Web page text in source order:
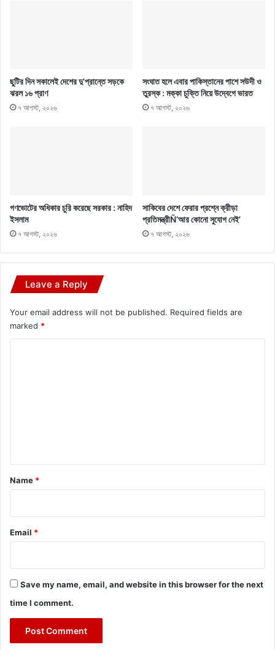
ছুটির দিন সকালেই দেশের দু’প্রান্তে সড়কে
ঝরল ১৬ প্রাণ
৭ আগস্ট, ২০২৬
সংঘাত হলে এবার পাকিস্তানের পাশে সউদী ও
তুরস্ক : মক্কা চুক্তি নিয়ে উদ্বেগে ভারত
৭ আগস্ট, ২০২৬
গণভোটের অধিকার চুরি করেছে সরকার : নাহিদ
ইসলাম
৭ আগস্ট, ২০২৬
সাকিবের দেশে ফেরার প্রশ্নে ক্রীড়া
প্রতিমন্ত্রীÑ‘আর কোনো সুযোগ নেই’
৭ আগস্ট, ২০২৬
Leave a Reply
Your email address will not be published. Required fields are
marked *
*
Name *
Email *
Save my name, email, and website in this browser for the next
time I comment.